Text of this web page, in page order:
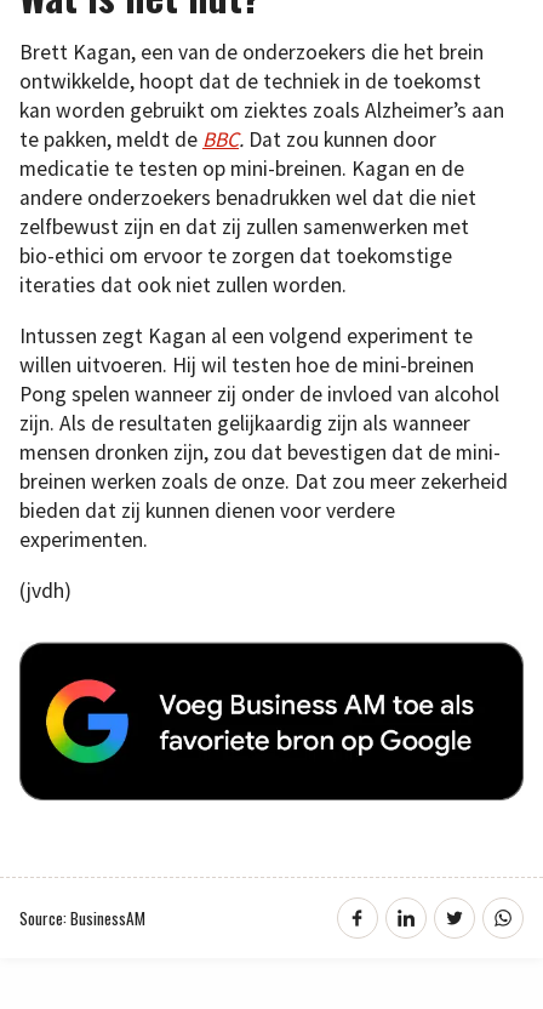
Brett Kagan, een van de onderzoekers die het brein
ontwikkelde, hoopt dat de techniek in de toekomst
kan worden gebruikt om ziektes zoals Alzheimer’s aan
te pakken, meldt de BBC. Dat zou kunnen door
medicatie te testen op mini-breinen. Kagan en de
andere onderzoekers benadrukken wel dat die niet
zelfbewust zijn en dat zij zullen samenwerken met
bio-ethici om ervoor te zorgen dat toekomstige
iteraties dat ook niet zullen worden.
Intussen zegt Kagan al een volgend experiment te
willen uitvoeren. Hij wil testen hoe de mini-breinen
Pong spelen wanneer zij onder de invloed van alcohol
zijn. Als de resultaten gelijkaardig zijn als wanneer
mensen dronken zijn, zou dat bevestigen dat de mini-
breinen werken zoals de onze. Dat zou meer zekerheid
bieden dat zij kunnen dienen voor verdere
experimenten.
(jvdh)
Source: BusinessAM